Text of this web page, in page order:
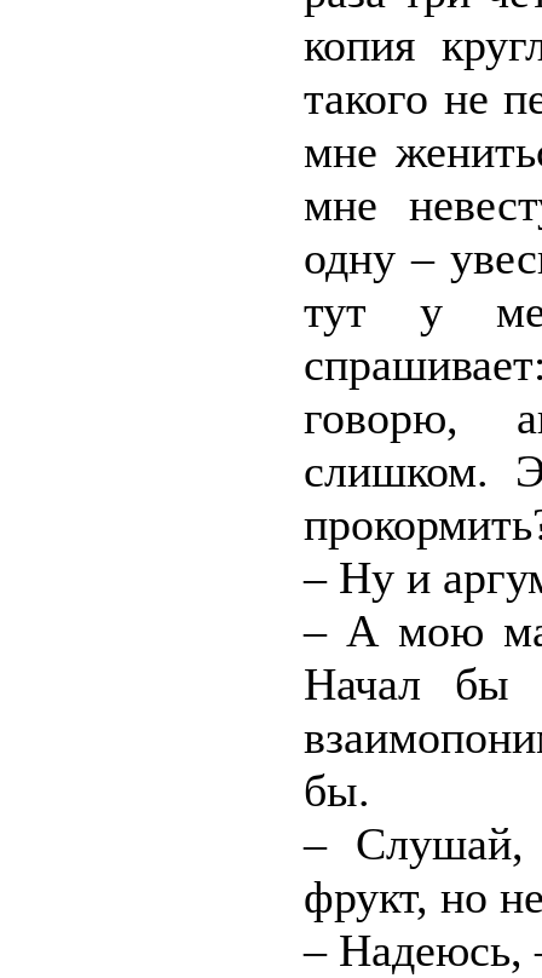
копия
такого не
мне
мне
одну –
тут у
говорю,
слишком.
– Ну и
– А мою
Начал бы
бы.
– Слушай,
фрукт, но
– Надеюсь,